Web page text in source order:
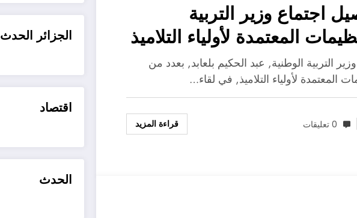
اجتماع وزير التربية
المعتمدة لأولياء التلاميذ
التربية الوطنية, عبد الحكيم بلعابد, بعدد من
المعتمدة لأولياء التلاميذ, في لقاء…
0 تعليقات قراءة المزيد
الجزائر الحدث
اقتصاد
الحدث